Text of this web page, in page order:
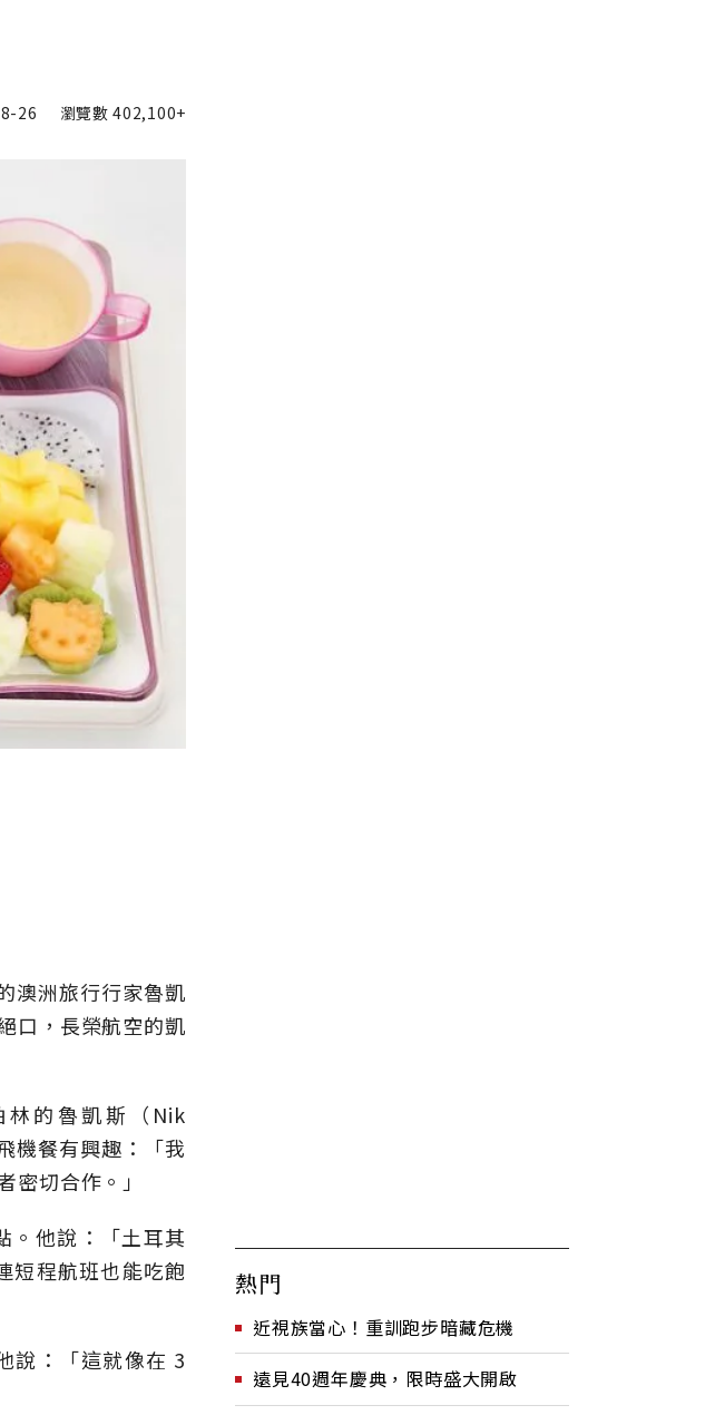
26 瀏覽數402,100+
澳洲旅行行家魯凱
口，長榮航空的凱
林的魯凱斯（Nik
機餐有興趣：「我
切合作。」
。他說：「土耳其
短程航班也能吃飽
說：「這就像在 3
熱門
近視族當心！重訓跑步暗藏危機
遠見40週年慶典，限時盛大開啟